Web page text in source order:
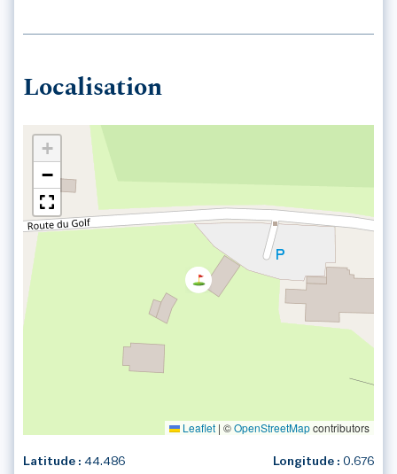
Localisation
+
−
Leaflet | ©OpenStreetMapcontributors
Latitude : 44.486 Longitude : 0.676